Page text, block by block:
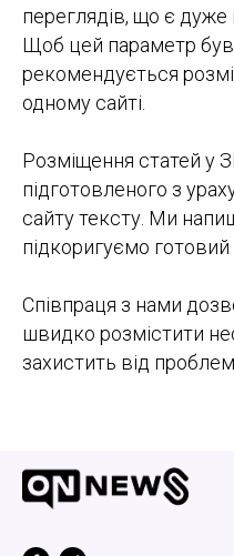
переглядів, що є дуже
Щоб цей параметр
рекомендується
одному сайті.
Розміщення статей у
підготовленого з
сайту тексту. Ми
підкоригуємо готовий
Співпраця з нами
швидко розмістити
захистить від